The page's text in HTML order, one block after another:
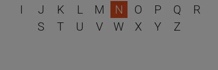
I
J K L M N O P Q
R
S
T U V W X Y Z